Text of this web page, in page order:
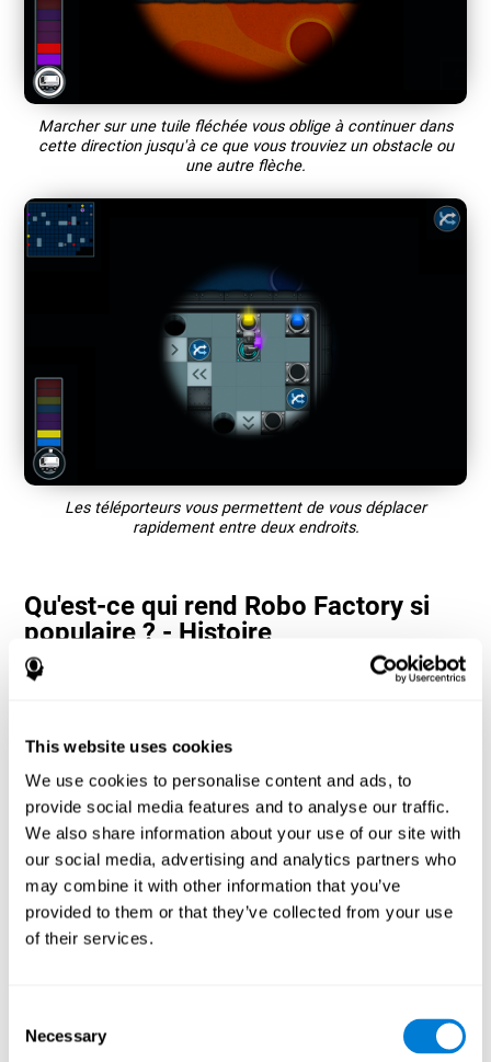
This website uses cookies
We use cookies to personalise content and ads, to
provide social media features and to analyse our traffic.
We also share information about your use of our site with
our social media, advertising and analytics partners who
may combine it with other information that you’ve
provided to them or that they’ve collected from your use
of their services.
Selection
Necessary
Marcher sur une tuile fléchée vous oblige à continuer dans
cette direction jusqu'à ce que vous trouviez un obstacle ou
une autre flèche.
Les téléporteurs vous permettent de vous déplacer
rapidement entre deux endroits.
Qu'est-ce qui rend Robo Factory si
populaire ? - Histoire
Les jeux d'estimation et de vitesse de traitement tels que Robo
apporter des réponses correctes plus rapides aux cibles et à
divertir l'utilisateur tout en travaillant sur ses différentes
compétences cognitives.
Comment le jeu mental "Robo
Factory" améliore-t-il mes capacités
cognitives ?
La Robo Factory de CogniFit aide à stimuler un modèle
d'activation neuronale spécifique. Répéter et entraîner ce schéma
de manière cohérente peut aider à créer de nouvelles synapses et
spatiale et le déplacement. La stimulation constante de ces